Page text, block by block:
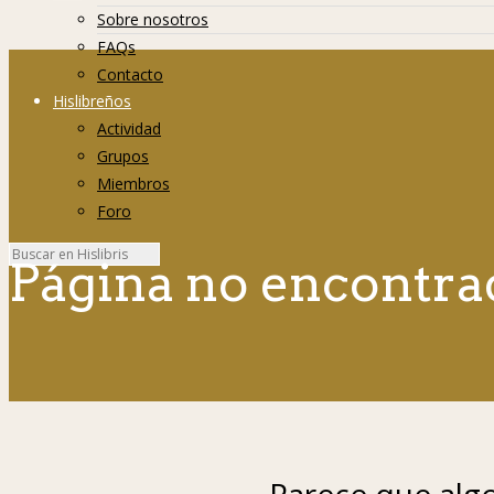
Sobre nosotros
FAQs
Contacto
Hislibreños
Actividad
Grupos
Miembros
Foro
Página no